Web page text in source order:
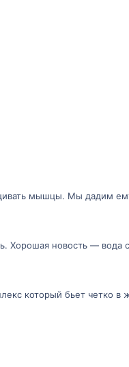
мышцы. Мы дадим
Хорошая новость — вода
который бьет четко в